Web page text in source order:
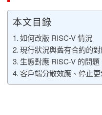
本文目錄
如何改版 RISC-V 情況
現行狀況與舊有合約的
生態對應 RISC-V 的問題
客戶端分散效應、停止